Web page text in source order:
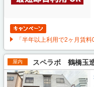
「半年以上利用で2ヶ月賃料
屋内 スペラボ 鶴橋玉